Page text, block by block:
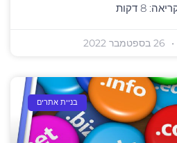
8 דקות
בניית אתרים